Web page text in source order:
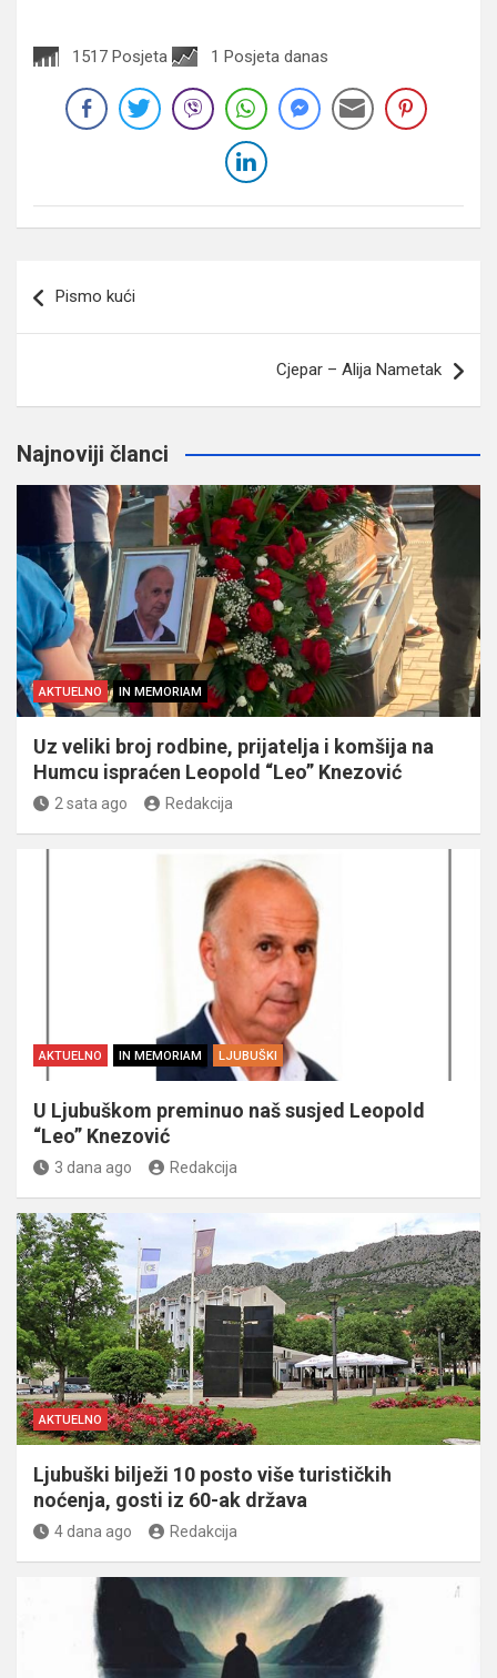
1517 Posjeta 1 Posjeta danas
članaka
Pismo kući
Cjepar – Alija Nametak
Najnoviji članci
AKTUELNO IN MEMORIAM
Uz veliki broj rodbine, prijatelja i komšija na
Humcu ispraćen Leopold “Leo” Knezović
2 sata ago Redakcija
AKTUELNO IN MEMORIAM LJUBUŠKI
U Ljubuškom preminuo naš susjed Leopold
“Leo” Knezović
3 dana ago Redakcija
AKTUELNO
Ljubuški bilježi 10 posto više turističkih
noćenja, gosti iz 60-ak država
4 dana ago Redakcija